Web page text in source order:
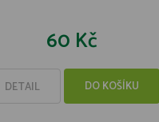
60 Kč
DETAIL DO KOŠÍKU